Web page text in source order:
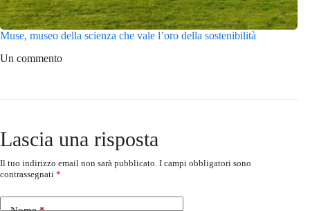
Muse, museo della scienza che vale l’oro della sostenibilità
Un commento
Lascia una risposta
Il tuo indirizzo email non sarà pubblicato. I campi obbligatori sono
contrassegnati *